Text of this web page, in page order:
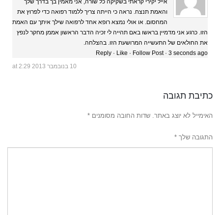
והאמת תנצח. נראה כי הייתה צריך ללמוד רפואה כדי לפרוץ את
המחסום. או אולי נמצא רופא אחד לרפואה שילך איתך עם האמת
הזו. כרגע אני מדמיין בראשו באם תהייה לי זכיה הדבר הראשון אממן מחקר לנפץ
את החולאים של התעשייה המרושעת הזו. בהצלחה.
Reply · Like · Follow Post · 3 seconds ago
10 בנובמבר 2013 at 2:29
כתיבת תגובה
האימייל לא יוצג באתר. שדות החובה מסומנים *
התגובה שלך *